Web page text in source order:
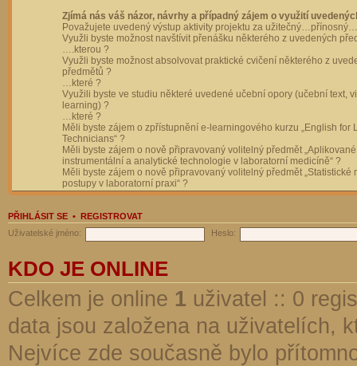
Zjímá nás váš názor, návrhy a případný zájem o využití
Považujete uvedený výstup aktivity projektu za
Využli byste možnost navštívit přenášku některého z uvedených
….kterou ?
Využli byste možnost absolvovat praktické cvičení některého z
předmětů ?
…které ?
Využili byste ve studiu některé uvedené učební opory (učební text,
learning) ?
…které ?
Měli byste zájem o zpřístupnění e-learningového kurzu „English for
Technicians“ ?
Měli byste zájem o nově připravovaný volitelný předmět „Aplikované
instrumentální a analytické technologie v laboratorní medicíně“ ?
Měli byste zájem o nově připravovaný volitelný předmět „Statistické
postupy v laboratorní praxi“ ?
PŘIHLÁSIT SE • REGISTROVAT
Uživatelské jméno:
Heslo:
KDO JE ONLINE
Celkem je online 1 uživatel :: 0
data jsou založena na uživatelích,
Nejvíce zde současně bylo